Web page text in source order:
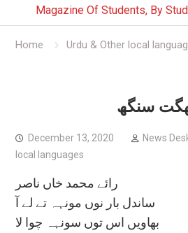
Magazine Of Students, By
Home Urdu & Other local
سنگھ
December 13, 2020 News
local languages
رائے محمد خاں ناصر
ساندل بار نوں مونہہ تے لے آ
بھاویں اس توں سونہہ چوا لا